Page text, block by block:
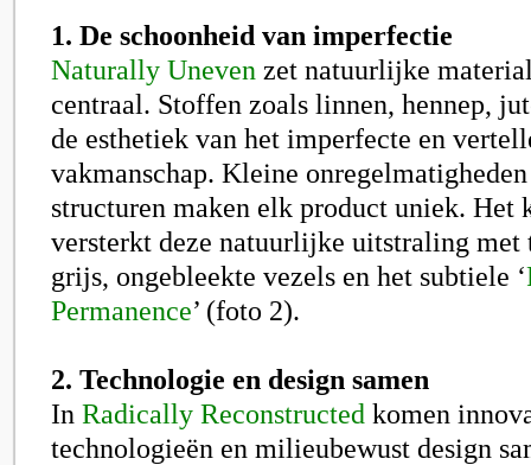
1. De schoonheid van imperfectie
Naturally Uneven zet natuurlijke
centraal. Stoffen zoals linnen, hennep,
de esthetiek van het imperfecte en
vakmanschap. Kleine
structuren maken elk product uniek. Het
versterkt deze natuurlijke uitstraling met
grijs, ongebleekte vezels en het subtiele ‘
Permanence’ (foto 2).
2. Technologie en design samen
In Radically Reconstructed komen
technologieën en milieubewust design